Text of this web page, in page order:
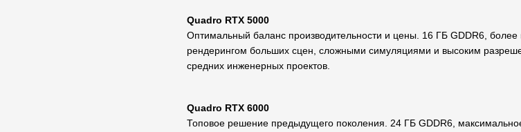
Quadro RTX 5000
Оптимальный баланс производительности и цены. 16 ГБ GDDR6,
рендерингом больших сцен, сложными симуляциями и высоким
средних инженерных проектов.
Quadro RTX 6000
Топовое решение предыдущего поколения. 24 ГБ GDDR6,